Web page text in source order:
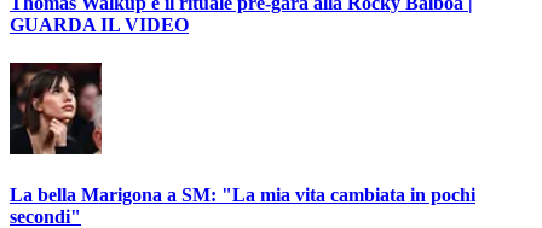
GUARDA IL VIDEO
La bella Marigona a SM: "La mia vita cambiata in pochi
secondi"